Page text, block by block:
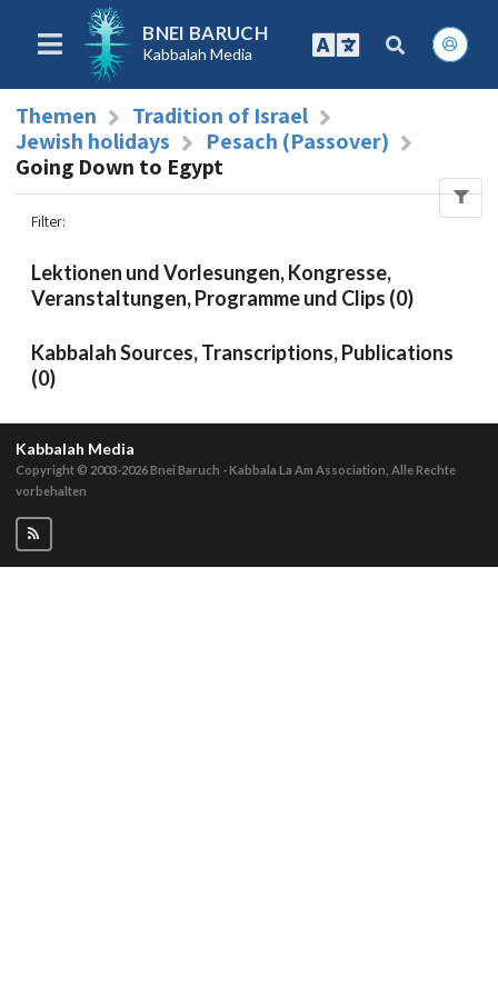
BNEI BARUCH
Kabbalah Media
Themen
Tradition of Israel
Jewish holidays
Pesach (Passover)
Going Down to Egypt
Filter:
Lektionen und Vorlesungen, Kongresse,
Veranstaltungen, Programme und Clips (0)
Kabbalah Sources, Transcriptions, Publications
(0)
Kabbalah Media
Copyright © 2003-2026Bnei Baruch - Kabbala La Am Association, Alle Rechte
vorbehalten